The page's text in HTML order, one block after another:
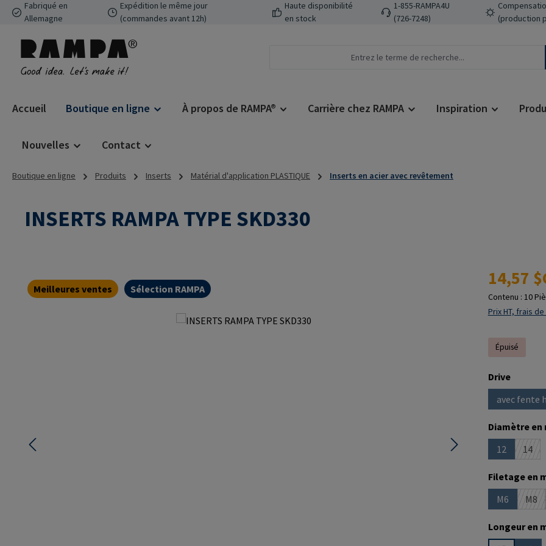
au contenu principal
Passer à la recherche
Passer à la navigation principale
Fabriqué en
Allemagne
Expédition le même jour
(commandes avant 12h)
Haute disponibilité
en stock
1-855-RAMPA4U
(726-7248)
(production
Accueil Boutique en ligne À propos de RAMPA® Carrière chez RAMPA Inspiration
Nouvelles Contact
Boutique en ligne Produits Inserts Matérial d'application PLASTIQUE Inserts en acier avec revêtement
INSERTS RAMPA TYPE SKD330
Meilleures ventes Sélection RAMPA
Prix régulier :
14,57
Contenu : 10
Prix HT, frais
Épuisé
Sélectionnez
Drive
avec fente
Diamètre en
12
(Cette
14
Filetage en
M6
(Cette
M8
Longeur en